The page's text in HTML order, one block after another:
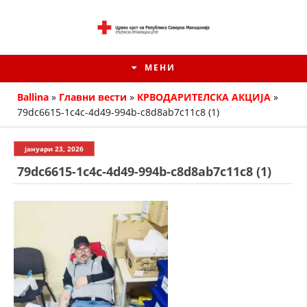
МЕНИ
ИСТОРИЈАТ НА ЦКРМ
ИСТОРИЈАТ НА ДВИЖЕЊЕТО
Ballina » Главни вести » КРВОДАРИТЕЛСКА АКЦИЈА »
79dc6615-1c4c-4d49-994b-c8d8ab7c11c8 (1)
јануари 23, 2026
79dc6615-1c4c-4d49-994b-c8d8ab7c11c8 (1)